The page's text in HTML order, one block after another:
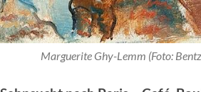
Marguerite Ghy-Lemm (Foto: